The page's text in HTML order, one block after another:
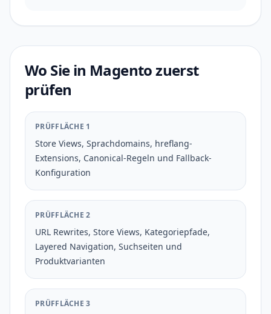
Wo Sie in Magento zuerst
prüfen
PRÜFFLÄCHE 1
Store Views, Sprachdomains, hreflang-
Extensions, Canonical-Regeln und Fallback-
Konfiguration
PRÜFFLÄCHE 2
URL Rewrites, Store Views, Kategoriepfade,
Layered Navigation, Suchseiten und
Produktvarianten
PRÜFFLÄCHE 3